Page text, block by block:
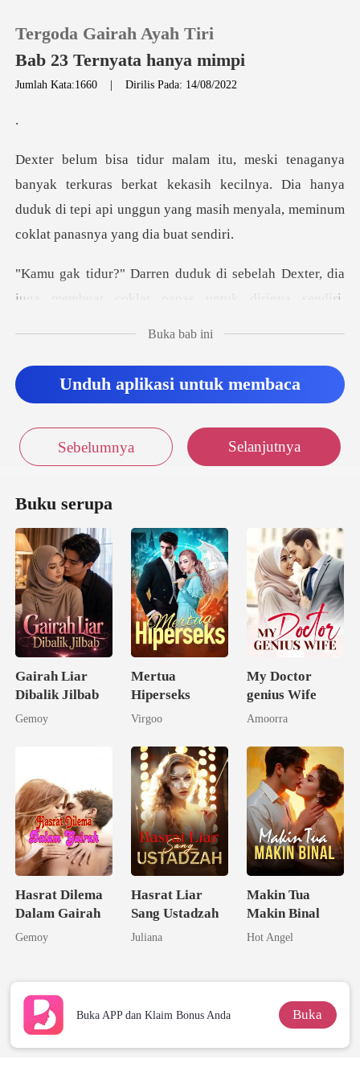
Pengisian Ulang
Riwayat Membaca
Tergoda Gairah Ayah Tiri
Bab 23 Ternyata hanya mimpi
Jumlah Kata:1660 |Dirilis Pada: 14/08/2022
as berkat kekasih kecilnya. Dia hanya
duduk di tepi api unggun y
dia
juga membuat coklat panas untuk dirinya sendir
Buka bab ini
Unduh aplikasi untuk membaca
Sebelumnya Selanjutnya
Buku serupa
Gairah Liar
Dibalik Jilbab
Gemoy
Mertua
Hiperseks
Virgoo
My Doctor
genius Wife
Amoorra
Hasrat Dilema
Dalam Gairah
Gemoy
Hasrat Liar
Sang Ustadzah
Juliana
Makin Tua
Makin Binal
Hot Angel
Buka APP dan Klaim Bonus Anda Buka